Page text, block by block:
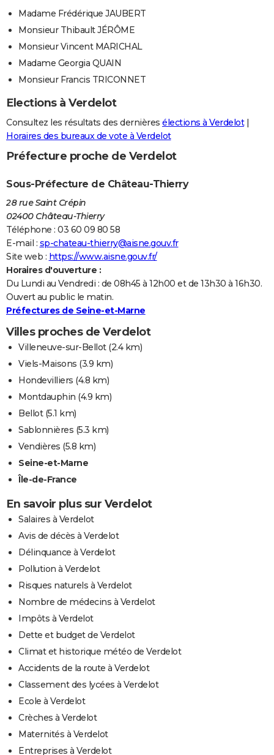
Madame Frédérique JAUBERT
Monsieur Thibault JÉRÔME
Monsieur Vincent MARICHAL
Madame Georgia QUAIN
Monsieur Francis TRICONNET
Elections à Verdelot
Consultez les résultats des dernières élections à Verdelot|
Horaires des bureaux de vote à Verdelot
Préfecture proche de Verdelot
Sous-Préfecture de Château-Thierry
28 rue Saint Crépin
02400 Château-Thierry
Téléphone : 03 60 09 80 58
E-mail : sp-chateau-thierry@aisne.gouv.fr
Site web : https://www.aisne.gouv.fr/
Horaires d'ouverture :
Du Lundi au Vendredi : de 08h45 à 12h00 et de 13h30 à 16h30.
Ouvert au public le matin.
Préfectures de Seine-et-Marne
Villes proches de Verdelot
Villeneuve-sur-Bellot(2.4 km)
Viels-Maisons (3.9 km)
Hondevilliers (4.8 km)
Montdauphin (4.9 km)
Bellot(5.1 km)
Sablonnières (5.3 km)
Vendières (5.8 km)
Seine-et-Marne
Île-de-France
En savoir plus sur Verdelot
Salaires à Verdelot
Avis de décès à Verdelot
Délinquance à Verdelot
Pollution à Verdelot
Risques naturels à Verdelot
Nombre de médecins à Verdelot
Impôts à Verdelot
Dette et budget de Verdelot
Climat et historique météo de Verdelot
Accidents de la route à Verdelot
Classement des lycées à Verdelot
Ecole à Verdelot
Crèches à Verdelot
Maternités à Verdelot
Entreprises à Verdelot